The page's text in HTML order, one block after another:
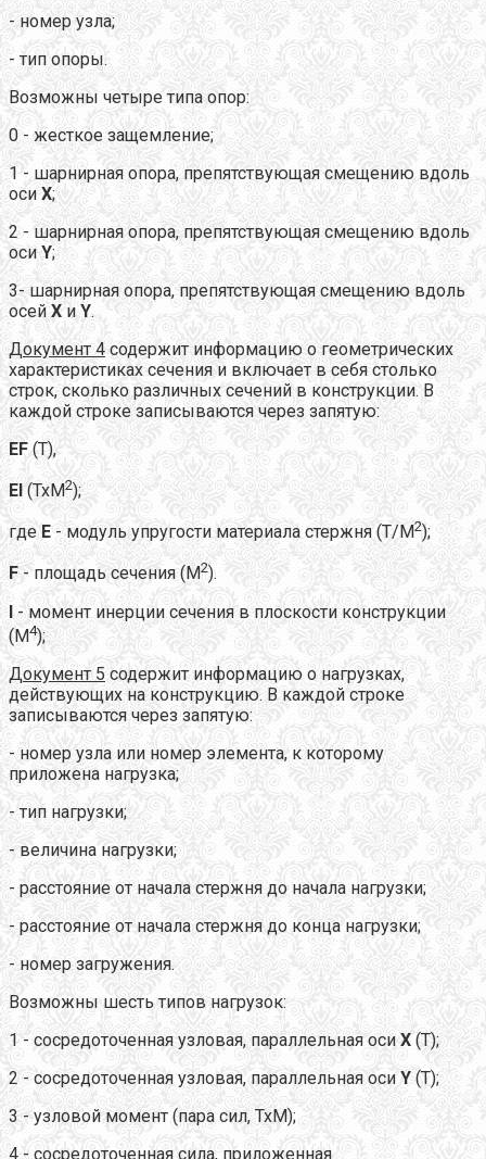
- номер узла;
- тип опоры.
Возможны четыре типа опор:
0 - жесткое защемление;
1 - шарнирная опора, препятствующая смещению вдоль
оси X;
2 - шарнирная опора, препятствующая смещению вдоль
оси Y;
3- шарнирная опора, препятствующая смещению вдоль
осей X и Y.
Документ 4 содержит информацию о геометрических
характеристиках сечения и включает в себя столько
строк, сколько различных сечений в конструкции. В
каждой строке записываются через запятую:
EF (Т),
EI (ТхМ2);
где E - модуль упругости материала стержня (Т/М2);
F - площадь сечения (М2).
I - момент инерции сечения в плоскости конструкции
(М4);
Документ 5 содержит информацию о нагрузках,
действующих на конструкцию. В каждой строке
записываются через запятую:
- номер узла или номер элемента, к которому
приложена нагрузка;
- тип нагрузки;
- величина нагрузки;
- расстояние от начала стержня до начала нагрузки;
- расстояние от начала стержня до конца нагрузки;
- номер загружения.
Возможны шесть типов нагрузок:
1 - сосредоточенная узловая, параллельная оси X (Т);
2 - сосредоточенная узловая, параллельная оси Y (Т);
3 - узловой момент (пара сил, ТхМ);
4 - сосредоточенная сила, приложенная